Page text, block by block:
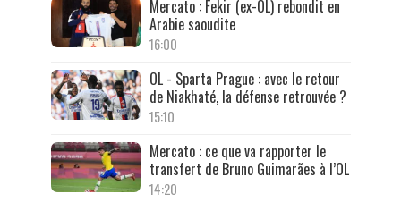
Mercato : Fekir (ex-OL) rebondit en
Arabie saoudite
16:00
OL - Sparta Prague : avec le retour
de Niakhaté, la défense retrouvée ?
15:10
Mercato : ce que va rapporter le
transfert de Bruno Guimarães à l’OL
14:20